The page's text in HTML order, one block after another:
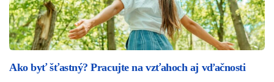
Ako byť šťastný? Pracujte na vzťahoch aj vďačnosti